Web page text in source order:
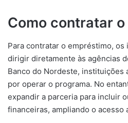
Como contratar
Para contratar o empréstimo,
dirigir diretamente às agências
Banco do Nordeste, instituições
por operar o programa. No
expandir a parceria para incluir
financeiras, ampliando o acesso